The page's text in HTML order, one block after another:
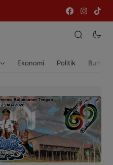
Ekonomi Politik Bumi